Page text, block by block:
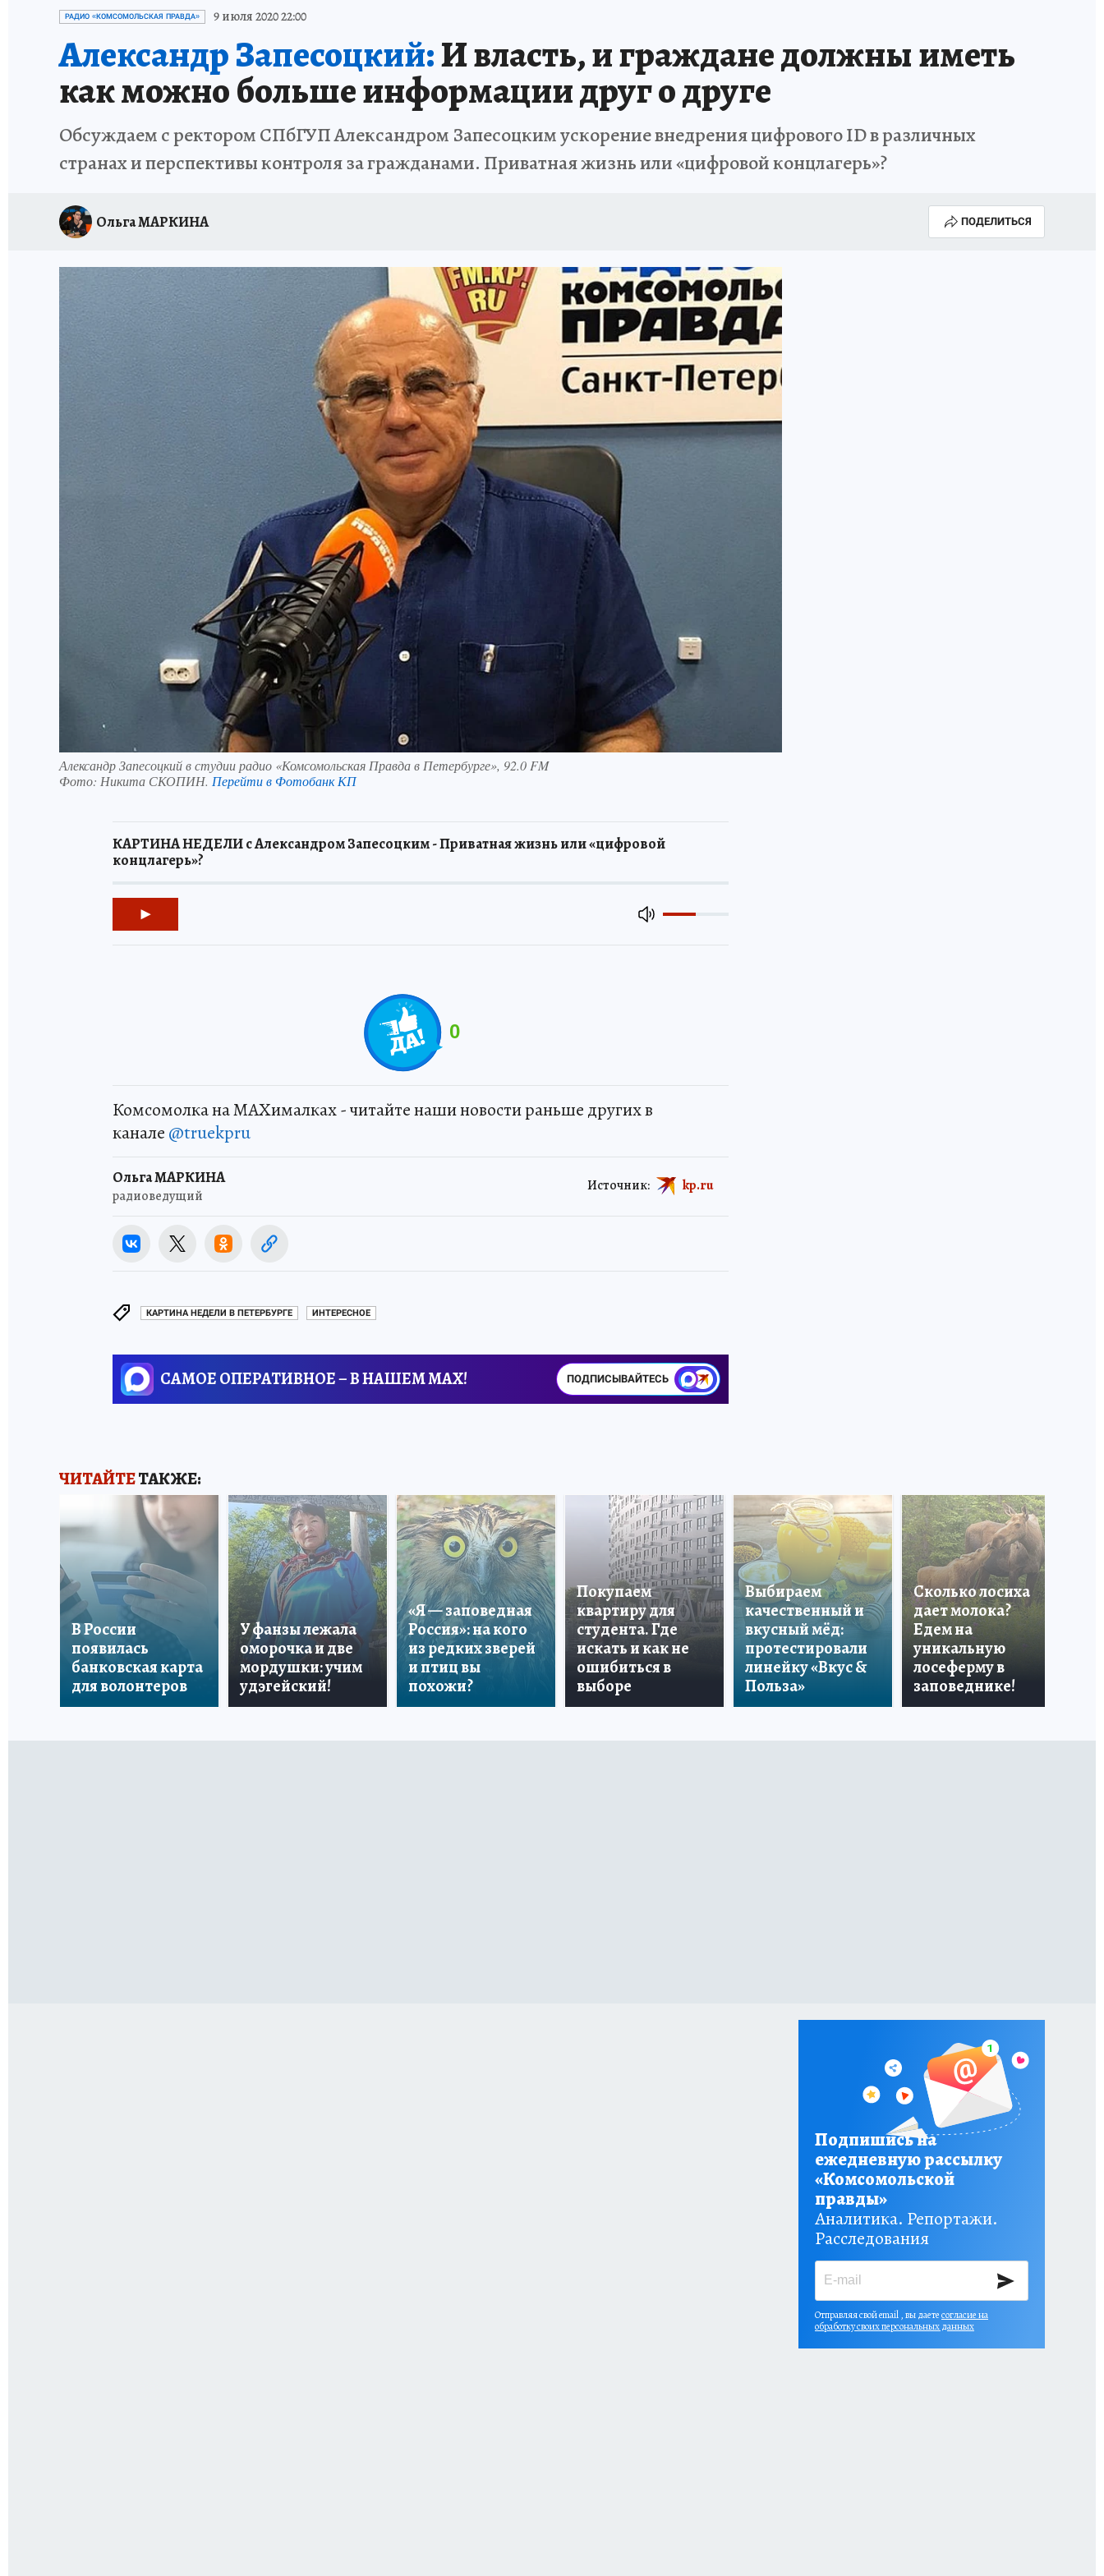
ПЕТЕРБУРГСКАЯ СТРОЙКА НЕИЗВЕСТНАЯ БЛОКАДА
РАДИО «КОМСОМОЛЬСКАЯ ПРАВДА» 9 июля 2020 22:00
Александр Запесоцкий:И власть, и граждане должны иметь
как можно больше информации друг о друге
Обсуждаем с ректором СПбГУП Александром Запесоцким ускорение внедрения цифрового ID в различных
странах и перспективы контроля за гражданами. Приватная жизнь или «цифровой концлагерь»?
Ольга МАРКИНА ПОДЕЛИТЬСЯ
Александр Запесоцкий в студии радио «Комсомольская Правда в Петербурге», 92.0 FM
Фото: Никита СКОПИН. Перейти в Фотобанк КП
КАРТИНА НЕДЕЛИ с Александром Запесоцким - Приватная жизнь или «цифровой
концлагерь»?
0
Комсомолка на MAXималках - читайте наши новости раньше других в
канале @truekpru
Ольга МАРКИНА
радиоведущий
Источник: kp.ru
КАРТИНА НЕДЕЛИ В ПЕТЕРБУРГЕ ИНТЕРЕСНОЕ
САМОЕ ОПЕРАТИВНОЕ – В НАШЕМ MAX! ПОДПИСЫВАЙТЕСЬ
ЧИТАЙТЕТАКЖЕ:
В России
появилась
банковская карта
для волонтеров
У фанзы лежала
оморочка и две
мордушки: учим
удэгейский!
«Я — заповедная
Россия»: на кого
из редких зверей
и птиц вы
похожи?
Покупаем
квартиру для
студента. Где
искать и как не
ошибиться в
выборе
Выбираем
качественный и
вкусный мёд:
протестировали
линейку «Вкус &
Польза»
Сколько лосиха
дает молока?
Едем на
уникальную
лосеферму в
заповеднике!
Подпишись на
ежедневную рассылку
«Комсомольской
правды»
Аналитика. Репортажи.
Расследования
Отправляя свой email , вы даетесогласие на
обработку своих персональных данных